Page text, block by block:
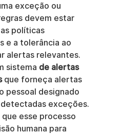
exceção ou
devem estar
políticas
e a tolerância ao
alertas relevantes.
sistema de alertas
que forneça alertas
pessoal designado
exceções.
esse processo
humana para